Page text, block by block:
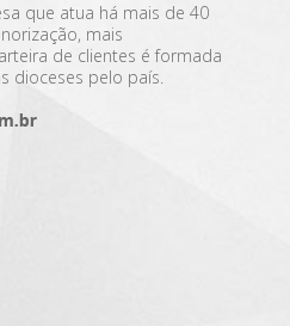
que atua há mais de 40
mais
de clientes é formada
dioceses pelo país.